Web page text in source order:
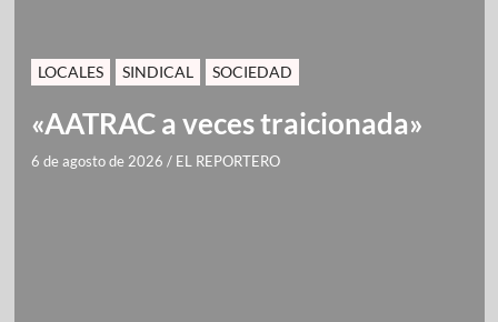
LOCALES SINDICAL SOCIEDAD
«AATRAC a veces traicionada»
6 de agosto de 2026 / EL REPORTERO